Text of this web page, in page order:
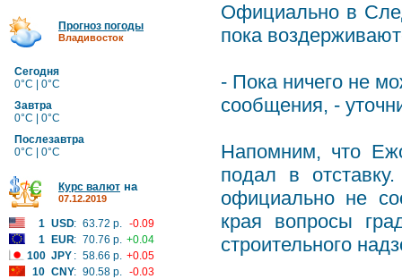
Прогноз погоды
Владивосток
Сегодня
0°C | 0°C
Завтра
0°C | 0°C
Послезавтра
0°C | 0°C
Курс валют на
07.12.2019
1 USD: 63.72 р. -0.09
1
EUR: 70.76 р. +0.04
100 JPY : 58.66 р. +0.05
10 CNY: 90.58 р. -0.03
Официально в
пока
- Пока ничего не
сообщения, -
Напомним, что
подал в
официально не
края вопросы
строительного